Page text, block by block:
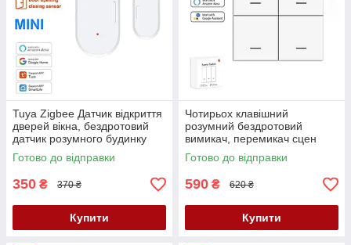
Tuya Zigbee Датчик відкриття
дверей вікна, бездротовий
датчик розумного будинку
Smart Life з датчиком
освітленості
Готово до відправки
350 ₴ 370 ₴
Купити
Чотирьох клавішний
розумний бездротовий
вимикач, перемикач сцен
Zigbee, Tuya Smart Life
Готово до відправки
590 ₴ 620 ₴
Купити